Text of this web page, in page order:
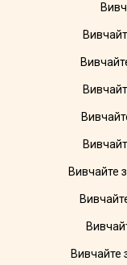
Вивчайте
Вивчайте